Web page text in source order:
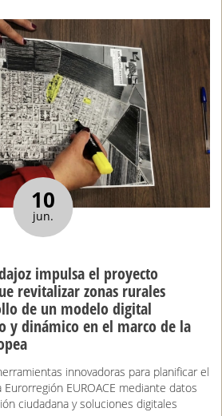
10
jun.
impulsa el proyecto
revitalizar zonas rurales
de un modelo digital
y dinámico en el marco de la
innovadoras para planificar el
EUROACE mediante datos
ciudadana y soluciones digitales